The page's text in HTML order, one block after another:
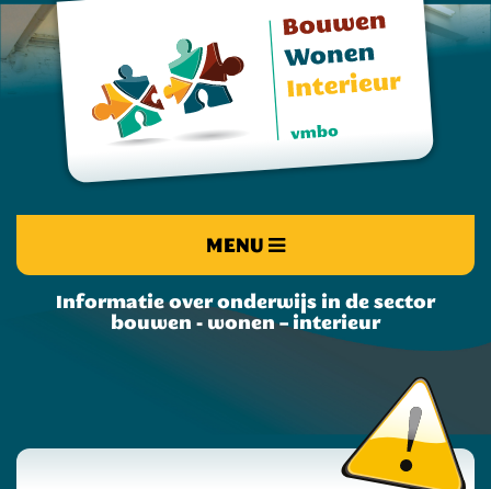
MENU
Informatie over onderwijs in de sector
bouwen - wonen – interieur